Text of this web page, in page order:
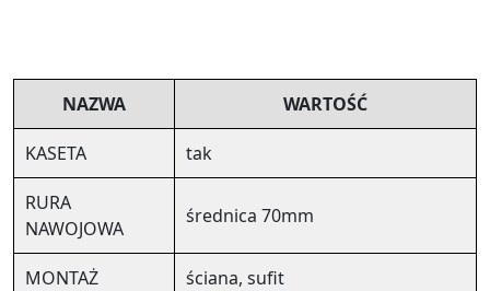
NAZWA WARTOŚĆ
KASETA tak
RURA
NAWOJOWA
średnica 70mm
MONTAŻ ściana, sufit